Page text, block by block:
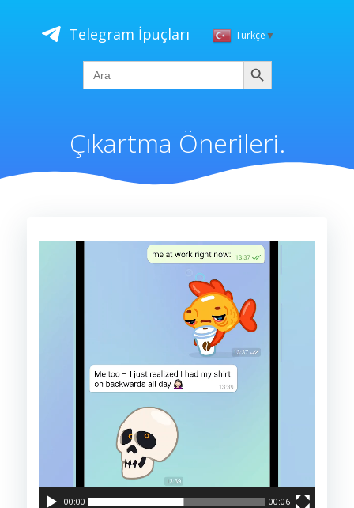
geç
Telegram İpuçları Türkçe▼
Search
for:
Ara
Çıkartma Önerileri.
00:00 00:06